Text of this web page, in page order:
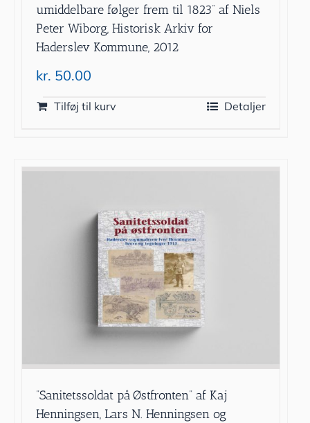
umiddelbare følger frem til 1823” af Niels
Peter Wiborg, Historisk Arkiv for
Haderslev Kommune, 2012
kr. 50.00
Tilføj til kurv Detaljer
”Sanitetssoldat på Østfronten” af Kaj
Henningsen, Lars N. Henningsen og